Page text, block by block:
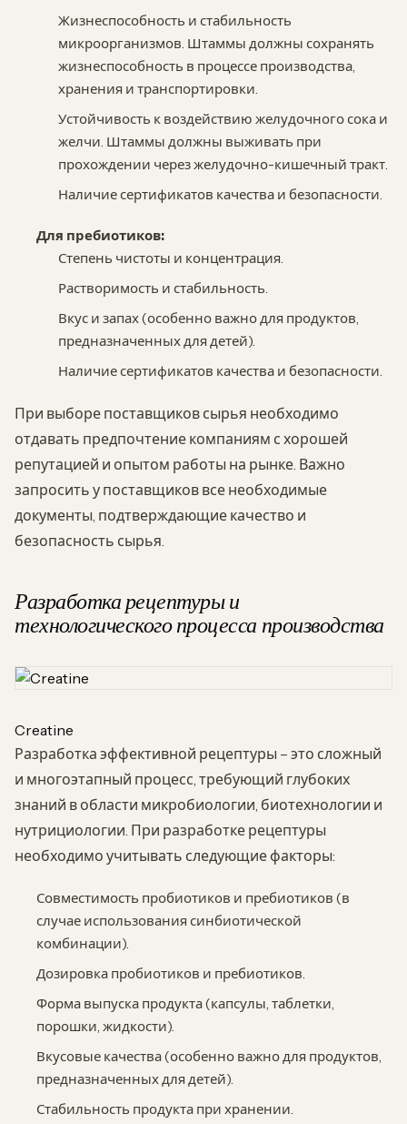
Жизнеспособность и стабильность
микроорганизмов. Штаммы должны сохранять
жизнеспособность в процессе производства,
хранения и транспортировки.
Устойчивость к воздействию желудочного сока и
желчи. Штаммы должны выживать при
прохождении через желудочно-кишечный тракт.
Наличие сертификатов качества и безопасности.
Для пребиотиков:
Степень чистоты и концентрация.
Растворимость и стабильность.
Вкус и запах (особенно важно для продуктов,
предназначенных для детей).
Наличие сертификатов качества и безопасности.
При выборе поставщиков сырья необходимо
отдавать предпочтение компаниям с хорошей
репутацией и опытом работы на рынке. Важно
запросить у поставщиков все необходимые
документы, подтверждающие качество и
безопасность сырья.
Разработка рецептуры и
технологического процесса производства
Creatine
Разработка эффективной рецептуры – это сложный
и многоэтапный процесс, требующий глубоких
знаний в области микробиологии, биотехнологии и
нутрициологии. При разработке рецептуры
необходимо учитывать следующие факторы:
Совместимость пробиотиков и пребиотиков (в
случае использования синбиотической
комбинации).
Дозировка пробиотиков и пребиотиков.
Форма выпуска продукта (капсулы, таблетки,
порошки, жидкости).
Вкусовые качества (особенно важно для продуктов,
предназначенных для детей).
Стабильность продукта при хранении.